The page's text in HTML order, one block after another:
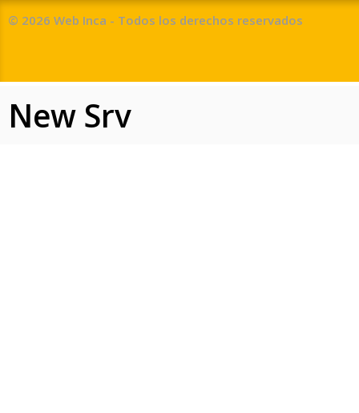
© 2026 Web Inca - Todos los derechos reservados
New Srv